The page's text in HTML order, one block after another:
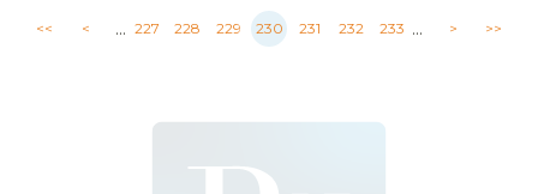
<< < ... 227 228 229 230 231 232 233 ... > >>